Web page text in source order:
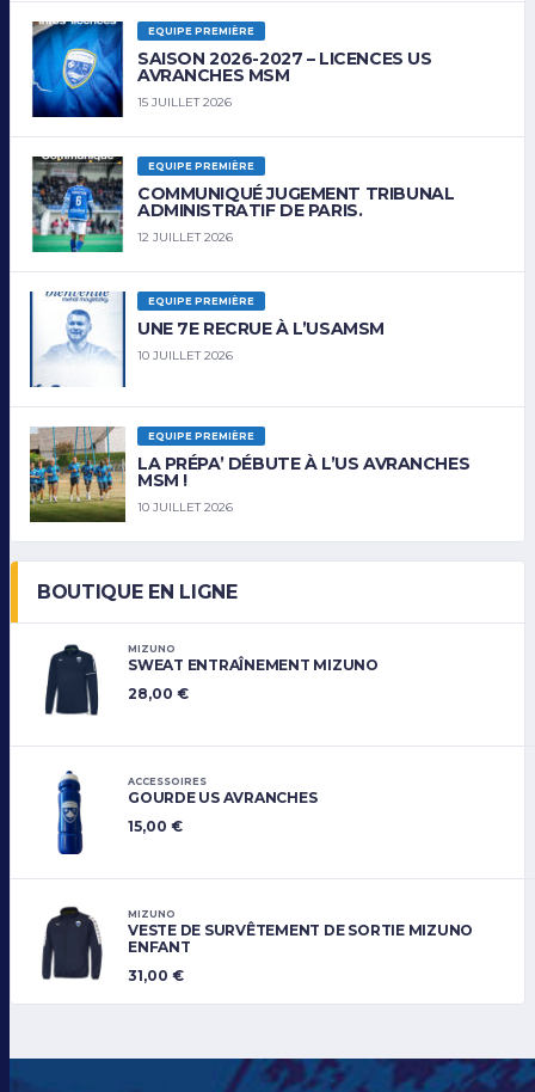
EQUIPE PREMIÈRE
SAISON 2026-2027 – LICENCES US
AVRANCHES MSM
15 JUILLET 2026
EQUIPE PREMIÈRE
COMMUNIQUÉ JUGEMENT TRIBUNAL
ADMINISTRATIF DE PARIS.
12 JUILLET 2026
EQUIPE PREMIÈRE
UNE 7E RECRUE À L’USAMSM
10 JUILLET 2026
EQUIPE PREMIÈRE
LA PRÉPA’ DÉBUTE À L’US AVRANCHES
MSM !
10 JUILLET 2026
BOUTIQUE EN LIGNE
MIZUNO
SWEAT ENTRAÎNEMENT MIZUNO
28,00 €
ACCESSOIRES
GOURDE US AVRANCHES
15,00 €
MIZUNO
VESTE DE SURVÊTEMENT DE SORTIE MIZUNO
ENFANT
31,00 €